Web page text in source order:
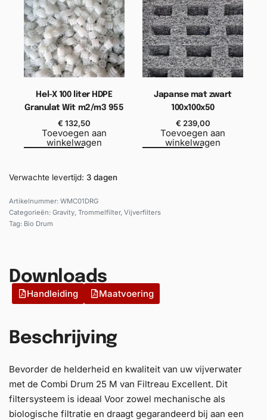
Hel-X 100 liter HDPE
Granulat Wit m2/m3 955
€ 132,50
Toevoegen aan
winkelwagen
Japanse mat zwart
100x100x50
€ 239,00
Toevoegen aan
winkelwagen
Verwachte levertijd: 3 dagen
WMC01DRG
Categorieën: Gravity, Trommelfilter, Vijverfilters
Tag: Bio Drum
Downloads
Handleiding Maatvoering
Beschrijving
Bevorder de helderheid en kwaliteit van uw vijverwater
met de Combi Drum 25 M van Filtreau Excellent. Dit
filtersysteem is ideaal Voor zowel mechanische als
biologische filtratie en draagt gegarandeerd bij aan een